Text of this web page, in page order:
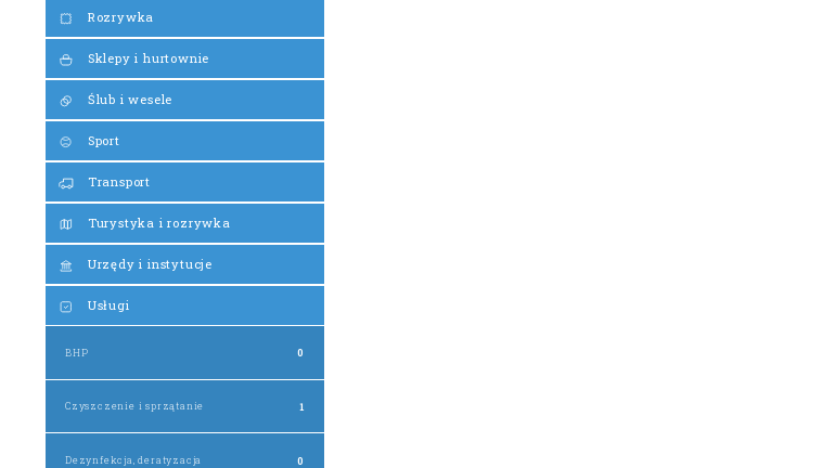
Rozrywka
Sklepy i hurtownie
Ślub i wesele
Sport
Transport
Turystyka i rozrywka
Urzędy i instytucje
Usługi
BHP 0
Czyszczenie i sprzątanie 1
Dezynfekcja, deratyzacja 0